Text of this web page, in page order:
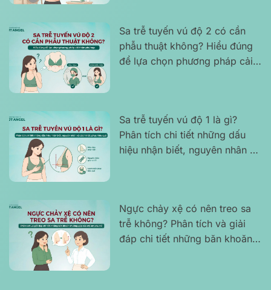
Sa trễ tuyến vú độ 2 có cần
phẫu thuật không? Hiểu đúng
để lựa chọn phương pháp cải
Sa trễ tuyến vú độ 1 là gì?
Phân tích chi tiết những dấu
hiệu nhận biết, nguyên nhân và
Ngực chảy xệ có nên treo sa
trễ không? Phân tích và giải
đáp chi tiết những băn khoăn